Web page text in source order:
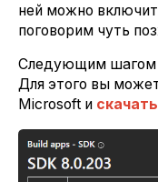
ней можно
поговорим чуть
Следующим шагом
Для этого вы
Microsoft и